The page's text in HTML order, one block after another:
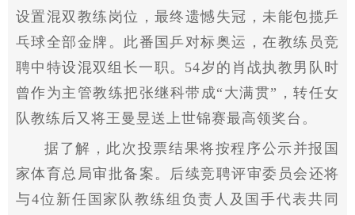
设置混双教练岗位，最终遗憾失冠，未能包揽乒
乓球全部金牌。此番国乒对标奥运，在教练员竞
聘中特设混双组长一职。54岁的肖战执教男队时
曾作为主管教练把张继科带成“大满贯”，转任女
队教练后又将王曼昱送上世锦赛最高领奖台。
据了解，此次投票结果将按程序公示并报国
家体育总局审批备案。后续竞聘评审委员会还将
与4位新任国家队教练组负责人及国手代表共同